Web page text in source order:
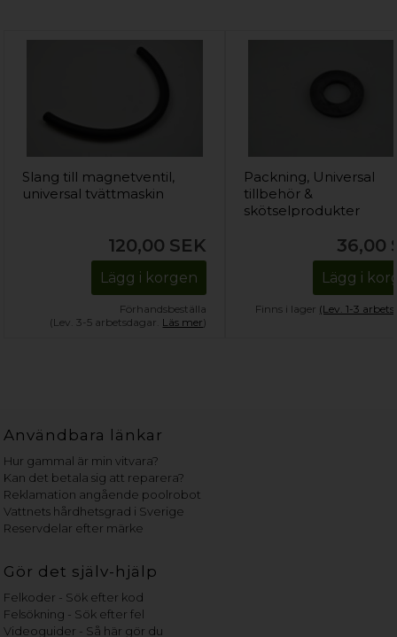
Slang till magnetventil,
universal tvättmaskin
120,00 SEK
Lägg i korgen
Förhandsbeställa
(Lev. 3-5 arbetsdagar. Läs mer)
Packning, Universal
tillbehör &
skötselprodukter
36,00
Lägg i
Finns i lager (Lev. 1-3
Användbara länkar
Hur gammal är min vitvara?
Kan det betala sig att reparera?
Reklamation angående poolrobot
Vattnets hårdhetsgrad i Sverige
Reservdelar efter märke
Gör det själv-hjälp
Felkoder - Sök efter kod
Felsökning - Sök efter fel
Videoguider - Så här gör du